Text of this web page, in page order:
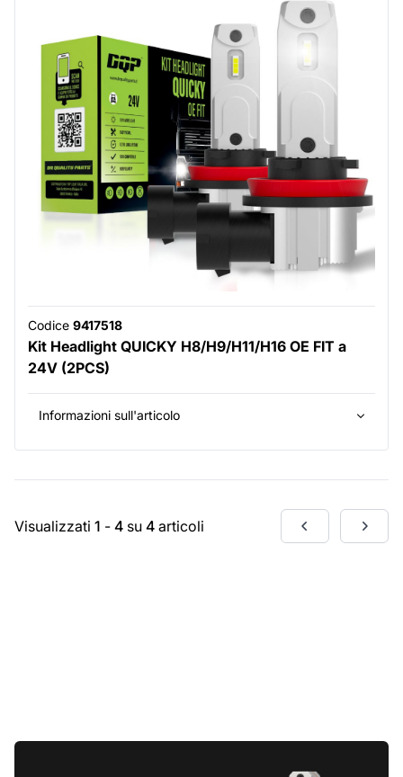
Codice 9417518
Kit Headlight QUICKY H8/H9/H11/H16 OE FIT a
24V (2PCS)
Informazioni sull'articolo
Visualizzati 1 - 4 su 4 articoli